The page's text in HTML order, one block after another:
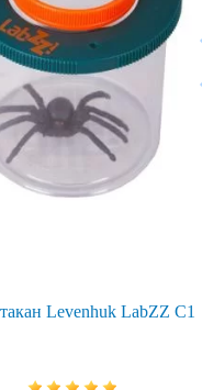
Levenhuk LabZZ C1